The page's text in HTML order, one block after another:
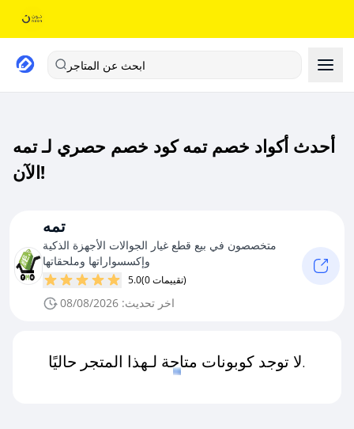
ابحث عن المتاجر
أحدث أكواد خصم تمه كود خصم حصري لـ تمه
الآن!
تمه
متخصصون في بيع قطع غيار الجوالات الأجهزة الذكية
وإكسسواراتها وملحقاتها
5.0 (0 تقييمات)
اخر تحديث: 08/08/2026
لا توجد كوبونات متاحة لـهذا المتجر حاليًا.